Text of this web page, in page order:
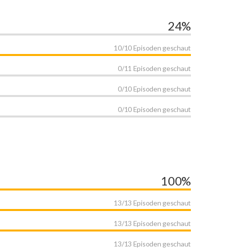
24%
10/10 Episoden geschaut
0/11 Episoden geschaut
0/10 Episoden geschaut
0/10 Episoden geschaut
100%
13/13 Episoden geschaut
13/13 Episoden geschaut
13/13 Episoden geschaut